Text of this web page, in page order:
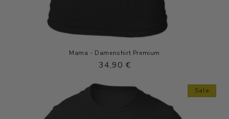
Mama - Damenshirt Premium
Normaler
34,90 €
Sale